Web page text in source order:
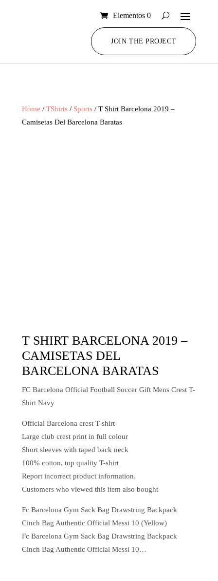
Elementos 0
JOIN THE PROJECT
Home / TShirts/ Sports/ T Shirt Barcelona 2019 –
Camisetas Del Barcelona Baratas
T SHIRT BARCELONA 2019 –
CAMISETAS DEL
BARCELONA BARATAS
FC Barcelona Official Football Soccer Gift Mens Crest T-
Shirt Navy
Official Barcelona crest T-shirt
Large club crest print in full colour
Short sleeves with taped back neck
100% cotton, top quality T-shirt
Report incorrect product information.
Customers who viewed this item also bought
Fc Barcelona Gym Sack Bag Drawstring Backpack
Cinch Bag Authentic Official Messi 10 (Yellow)
Fc Barcelona Gym Sack Bag Drawstring Backpack
Cinch Bag Authentic Official Messi 10…